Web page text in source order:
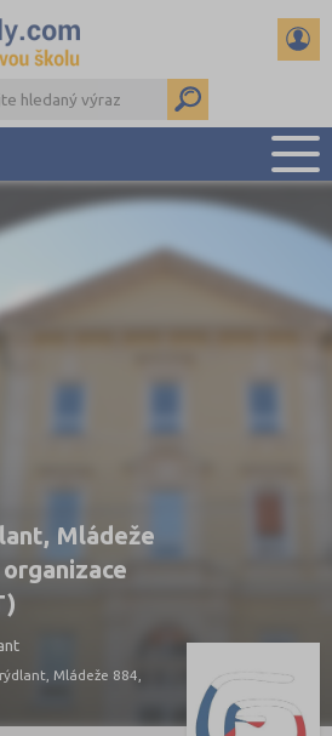
PŘÍPRAVA NA PŘIJÍMAČKY
DŮLEŽITÉ TERMÍNY
Mládeže
Mládeže 884,